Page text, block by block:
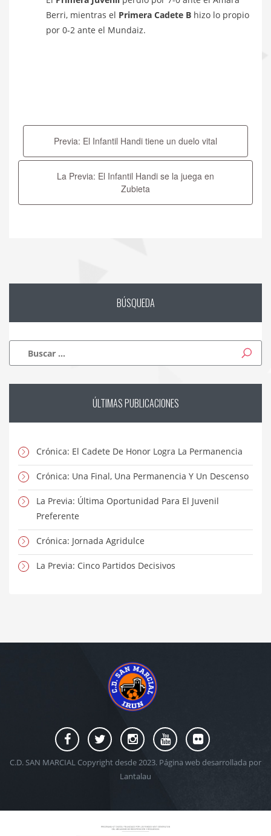
Berri, mientras el Primera Cadete B hizo lo propio
por 0-2 ante el Mundaiz.
de
entradas
Previa: El Infantil Handi tiene un duelo vital
La Previa: El Infantil Handi se la juega en
Zubieta
BÚSQUEDA
ÚLTIMASPUBLICACIONES
Crónica: El Cadete De Honor Logra La Permanencia
Crónica: Una Final, Una Permanencia Y Un Descenso
La Previa: Última Oportunidad Para El Juvenil
Preferente
Crónica: Jornada Agridulce
La Previa: Cinco Partidos Decisivos
C.D. SAN MARCIAL Copyright desde 2023. Página web desarrollada por
Lantalau